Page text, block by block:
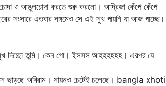
চোদা ও আঙুলচোদা করতে শুরু করলো। আদ্রিজা কেঁপে কেঁপে
সংসারে এতবার সঙ্গমেও সে এই সুখ পায়নি যা আজ পাচ্ছে।
দিচ্ছো তুমি। কেন গো। ইসসস আহহহহহহ। এরপর যে
ছাড়ছে অবিরাম। সায়নও চেটেই চলেছে। bangla xhoti